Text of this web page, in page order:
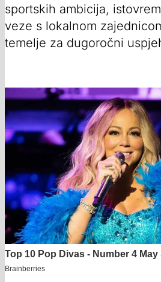
sportskih ambicija,
veze s lokalnom
temelje za dugoročni